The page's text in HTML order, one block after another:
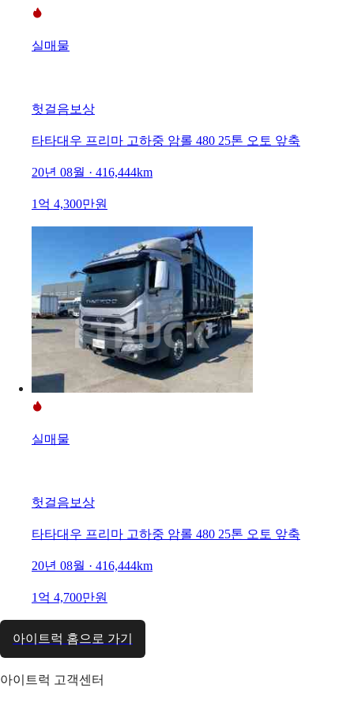
실매물
헛걸음보상
타타대우 프리마 고하중 암롤 480 25톤 오토 앞축
20년 08월 · 416,444km
1억 4,300만원
실매물
헛걸음보상
타타대우 프리마 고하중 암롤 480 25톤 오토 앞축
20년 08월 · 416,444km
1억 4,700만원
아이트럭 홈으로 가기
아이트럭 고객센터